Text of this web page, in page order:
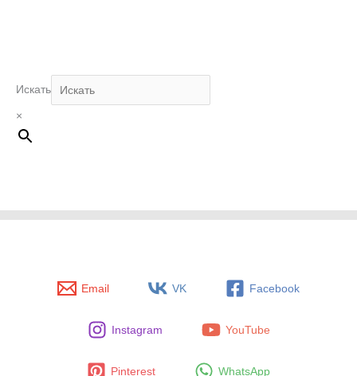
Искать
×
Email VK Facebook
Instagram YouTube
Pinterest WhatsApp